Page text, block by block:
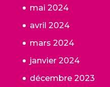
mai 2024
avril 2024
mars 2024
janvier 2024
décembre 2023